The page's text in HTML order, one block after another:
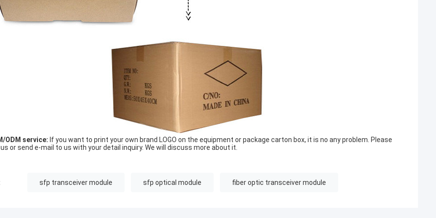
ODM service: If you want to print your own brand LOGO on the equipment or package carton box, it is no any problem. Please
or send e-mail to us with your detail inquiry. We will discuss more about it.
sfp transceiver module sfp optical module fiber optic transceiver module